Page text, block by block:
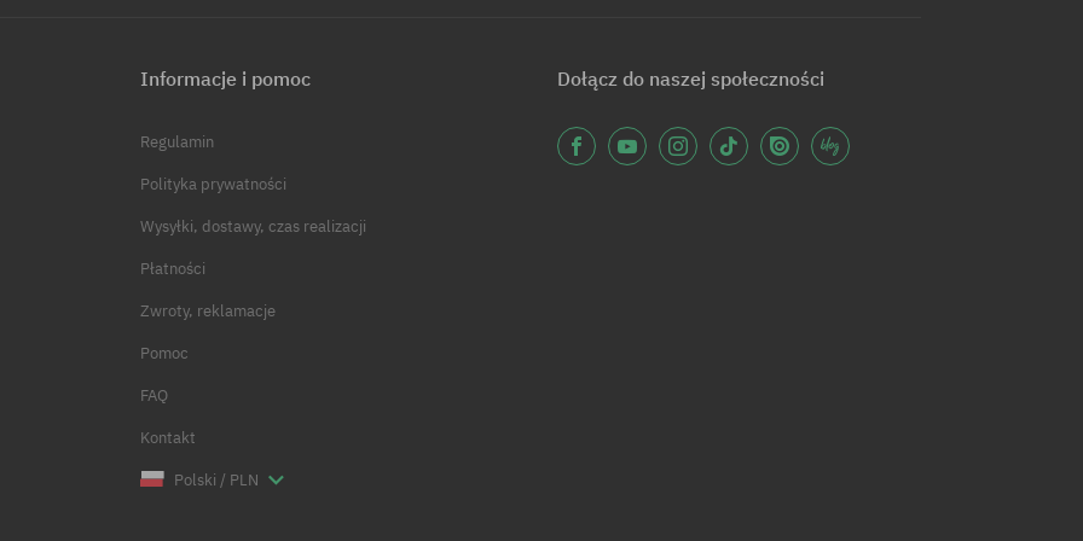
Informacje i pomoc
Regulamin
Polityka prywatności
Wysyłki, dostawy, czas realizacji
Płatności
Zwroty, reklamacje
Pomoc
FAQ
Kontakt
Polski / PLN
Dołącz do naszej społeczności